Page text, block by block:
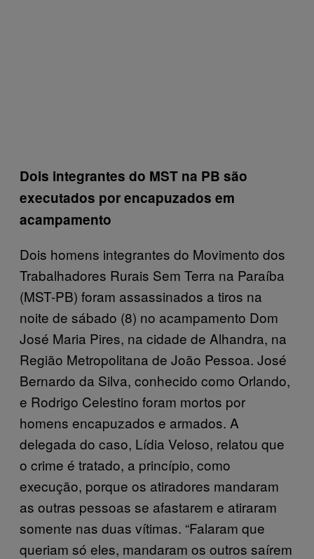
Dois integrantes do MST na PB são
executados por encapuzados em
acampamento
Dois homens integrantes do Movimento dos
Trabalhadores Rurais Sem Terra na Paraíba
(MST-PB) foram assassinados a tiros na
noite de sábado (8) no acampamento Dom
José Maria Pires, na cidade de Alhandra, na
Região Metropolitana de João Pessoa. José
Bernardo da Silva, conhecido como Orlando,
e Rodrigo Celestino foram mortos por
homens encapuzados e armados. A
delegada do caso, Lídia Veloso, relatou que
o crime é tratado, a princípio, como
execução, porque os atiradores mandaram
as outras pessoas se afastarem e atiraram
somente nas duas vítimas. “Falaram que
queriam só eles, mandaram os outros saírem